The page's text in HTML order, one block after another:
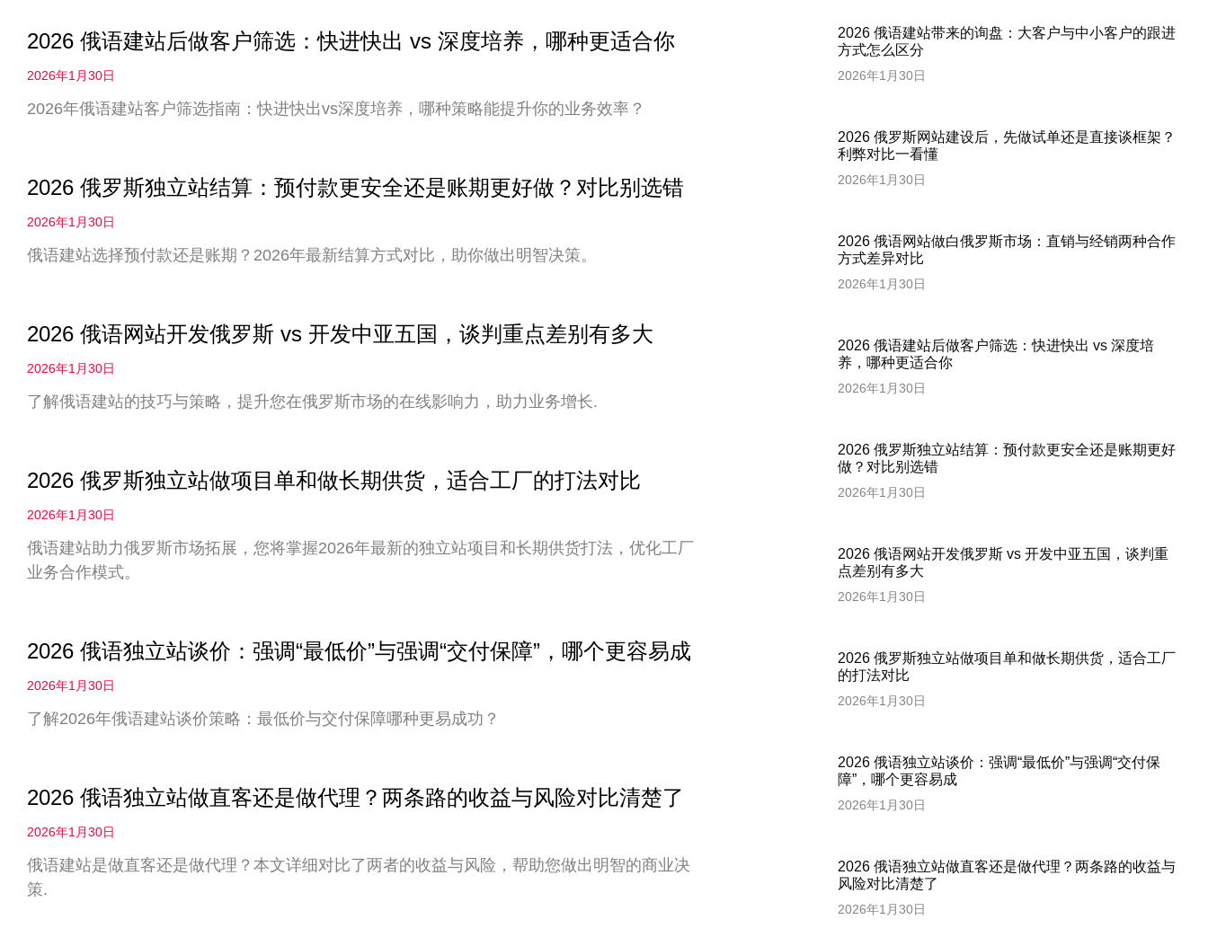
2026 俄语建站后做客户筛选：快进快出 vs 深度培养，哪种更适合你
2026年1月30日
2026年俄语建站客户筛选指南：快进快出vs深度培养，哪种策略能提升你的业务效率？
2026 俄罗斯独立站结算：预付款更安全还是账期更好做？对比别选错
2026年1月30日
俄语建站选择预付款还是账期？2026年最新结算方式对比，助你做出明智决策。
2026 俄语网站开发俄罗斯 vs 开发中亚五国，谈判重点差别有多大
2026年1月30日
了解俄语建站的技巧与策略，提升您在俄罗斯市场的在线影响力，助力业务增长.
2026 俄罗斯独立站做项目单和做长期供货，适合工厂的打法对比
2026年1月30日
俄语建站助力俄罗斯市场拓展，您将掌握2026年最新的独立站项目和长期供货打法，优化工厂
业务合作模式。
2026 俄语独立站谈价：强调“最低价”与强调“交付保障”，哪个更容易成
2026年1月30日
了解2026年俄语建站谈价策略：最低价与交付保障哪种更易成功？
2026 俄语独立站做直客还是做代理？两条路的收益与风险对比清楚了
2026年1月30日
俄语建站是做直客还是做代理？本文详细对比了两者的收益与风险，帮助您做出明智的商业决
策.
2026 俄语建站带来的询盘：大客户与中小客户的跟进
方式怎么区分
2026年1月30日
2026 俄罗斯网站建设后，先做试单还是直接谈框架？
利弊对比一看懂
2026年1月30日
2026 俄语网站做白俄罗斯市场：直销与经销两种合作
方式差异对比
2026年1月30日
2026 俄语建站后做客户筛选：快进快出 vs 深度培
养，哪种更适合你
2026年1月30日
2026 俄罗斯独立站结算：预付款更安全还是账期更好
做？对比别选错
2026年1月30日
2026 俄语网站开发俄罗斯 vs 开发中亚五国，谈判重
点差别有多大
2026年1月30日
2026 俄罗斯独立站做项目单和做长期供货，适合工厂
的打法对比
2026年1月30日
2026 俄语独立站谈价：强调“最低价”与强调“交付保
障”，哪个更容易成
2026年1月30日
2026 俄语独立站做直客还是做代理？两条路的收益与
风险对比清楚了
2026年1月30日